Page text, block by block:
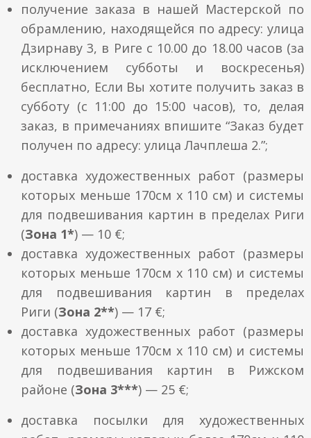
получение заказа в нашей Мастерской по
обрамлению, находящейся по адресу: улица
Дзирнаву 3, в Риге с 10.00 до 18.00 часов (за
исключением субботы и воскресенья)
бесплатно, Если Вы хотите получить заказ в
субботу (с 11:00 до 15:00 часов), то, делая
заказ, в примечаниях впишите “Заказ будет
получен по адресу: улица Лачплеша 2.”;
доставка художественных работ (размеры
которых меньше 170см x 110 см) и системы
для подвешивания картин в пределах Риги
(Зона 1*) — 10 €;
доставка художественных работ (размеры
которых меньше 170см x 110 см) и системы
для подвешивания картин в пределах
Риги (Зона 2**) — 17 €;
доставка художественных работ (размеры
которых меньше 170см x 110 см) и системы
для подвешивания картин в Рижском
районе (Зона 3***) — 25 €;
доставка посылки для художественных